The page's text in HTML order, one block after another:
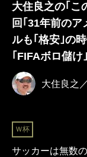
大住良之の｢こ
回｢31年前の
ルも｢格安｣の
｢FIFAボロ儲け
大住良之
Ｗ杯
サッカーは無数